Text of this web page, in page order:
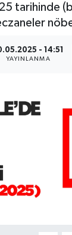
tarihinde
- 14:51
YAYINLANMA